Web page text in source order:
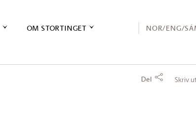
OM STORTINGET NOR/ENG/
Del Skriv